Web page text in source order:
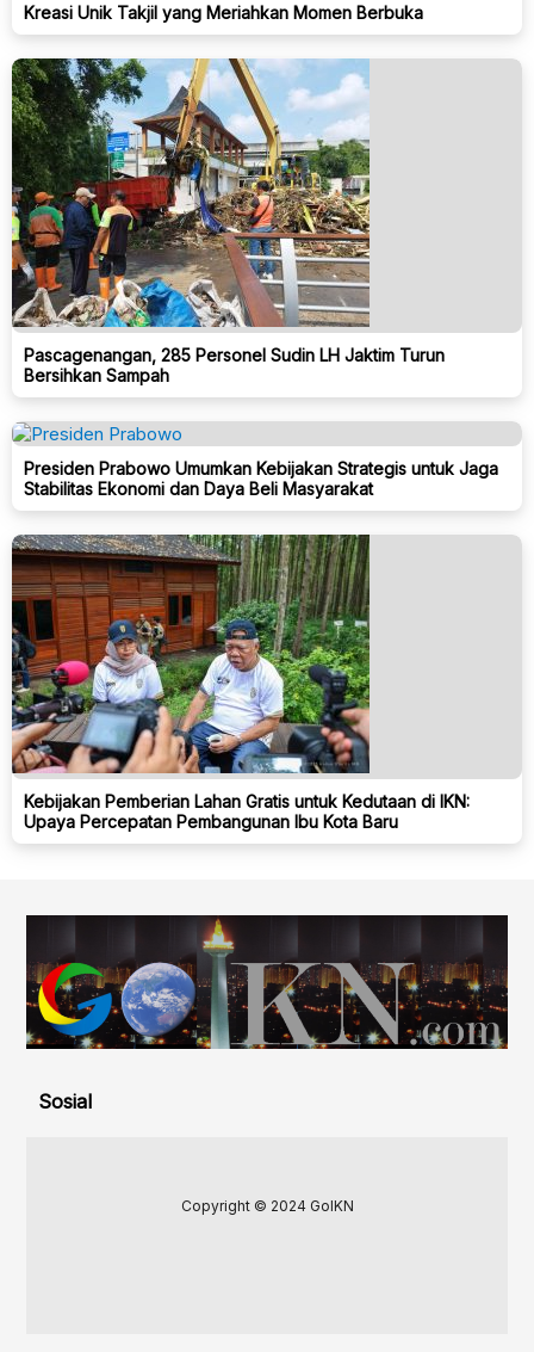
Kreasi Unik Takjil yang Meriahkan Momen Berbuka
Pascagenangan, 285 Personel Sudin LH Jaktim Turun
Bersihkan Sampah
Presiden Prabowo Umumkan Kebijakan Strategis untuk Jaga
Stabilitas Ekonomi dan Daya Beli Masyarakat
Kebijakan Pemberian Lahan Gratis untuk Kedutaan di IKN:
Upaya Percepatan Pembangunan Ibu Kota Baru
Sosial
Copyright © 2024 GoIKN